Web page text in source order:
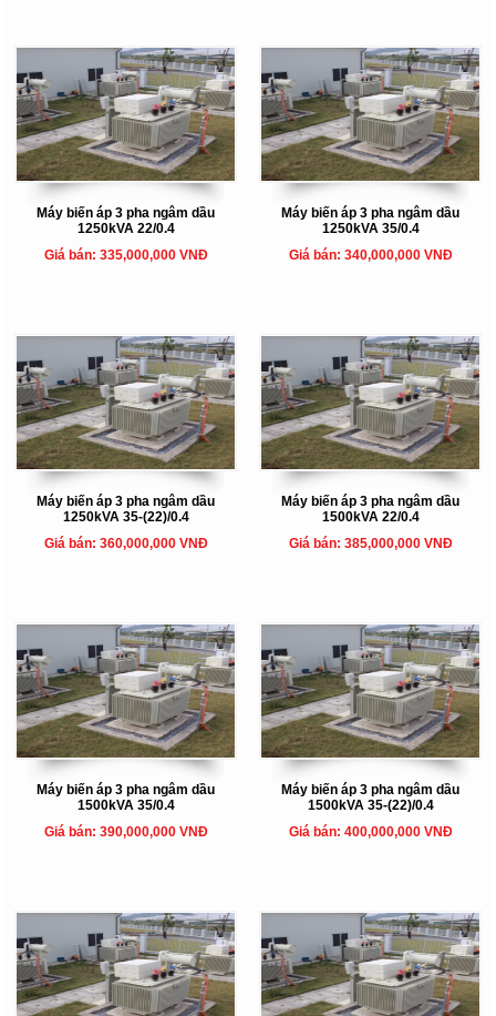
Máy biến áp 3 pha ngâm dầu
1250kVA 22/0.4
Giá bán: 335,000,000 VNĐ
Máy biến áp 3 pha ngâm dầu
1250kVA 35/0.4
Giá bán: 340,000,000 VNĐ
Máy biến áp 3 pha ngâm dầu
1250kVA 35-(22)/0.4
Giá bán: 360,000,000 VNĐ
Máy biến áp 3 pha ngâm dầu
1500kVA 22/0.4
Giá bán: 385,000,000 VNĐ
Máy biến áp 3 pha ngâm dầu
1500kVA 35/0.4
Giá bán: 390,000,000 VNĐ
Máy biến áp 3 pha ngâm dầu
1500kVA 35-(22)/0.4
Giá bán: 400,000,000 VNĐ